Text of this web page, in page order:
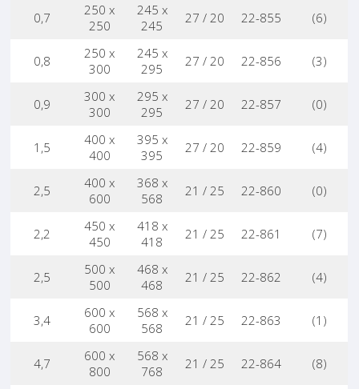
0,7
250 x
250
245 x
245
27 / 20 22-855 (6)
0,8
250 x
300
245 x
295
27 / 20 22-856 (3)
0,9
300 x
300
295 x
295
27 / 20 22-857 (0)
1,5
400 x
400
395 x
395
27 / 20 22-859 (4)
2,5
400 x
600
368 x
568
21 / 25 22-860 (0)
2,2
450 x
450
418 x
418
21 / 25 22-861 (7)
2,5
500 x
500
468 x
468
21 / 25 22-862 (4)
3,4
600 x
600
568 x
568
21 / 25 22-863 (1)
4,7
600 x
800
568 x
768
21 / 25 22-864 (8)